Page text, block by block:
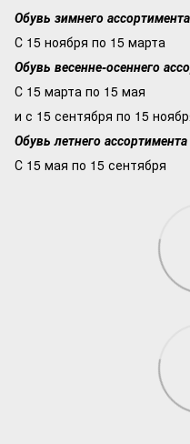
Обувь зимнего ассортимента
С 15 ноября по 15 марта
Обувь весенне-осеннего
С 15 марта по 15 мая
и с 15 сентября по 15
Обувь летнего ассортимента
С 15 мая по 15 сентября